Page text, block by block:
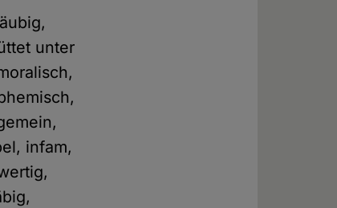
unter
infam,